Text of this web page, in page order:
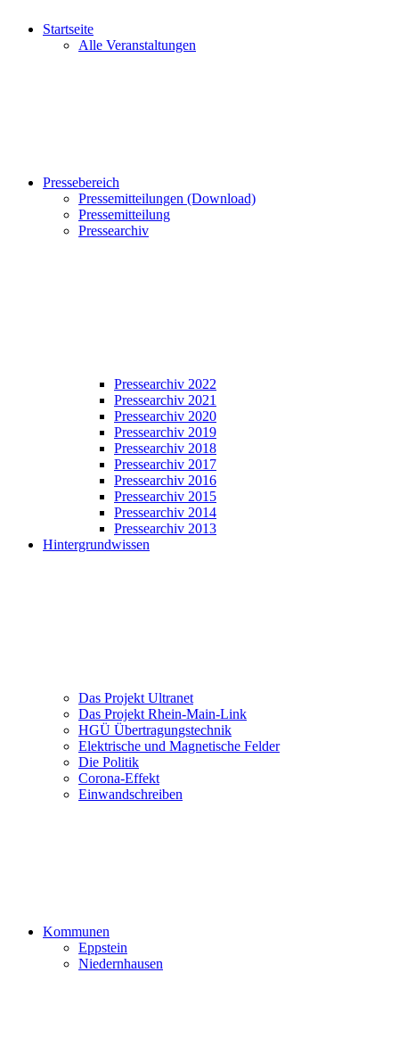
Startseite
Alle Veranstaltungen
Pressebereich
Pressemitteilungen (Download)
Pressemitteilung
Pressearchiv
Pressearchiv 2022
Pressearchiv 2021
Pressearchiv 2020
Pressearchiv 2019
Pressearchiv 2018
Pressearchiv 2017
Pressearchiv 2016
Pressearchiv 2015
Pressearchiv 2014
Pressearchiv 2013
Hintergrundwissen
Das Projekt Ultranet
Das Projekt Rhein-Main-Link
HGÜ Übertragungstechnik
Elektrische und Magnetische Felder
Die Politik
Corona-Effekt
Einwandschreiben
Kommunen
Eppstein
Niedernhausen